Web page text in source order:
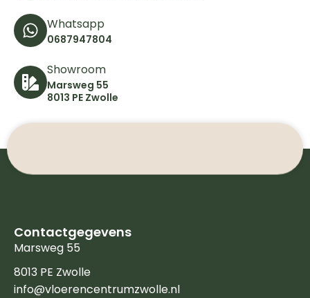
Whatsapp
0687947804
Showroom
Marsweg 55
8013 PE Zwolle
Contactgegevens
Marsweg 55
8013 PE Zwolle
info@vloerencentrumzwolle.nl